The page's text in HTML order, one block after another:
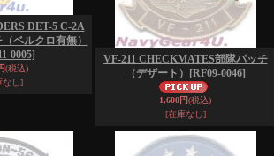
DET-5 C-2A
ベルクロ有無）
0005]
(税込)
なし]
VF-211 CHECKMATES部隊パッチ
（デザート）
[RF09-0046]
1,600円(税込)
[在庫なし]